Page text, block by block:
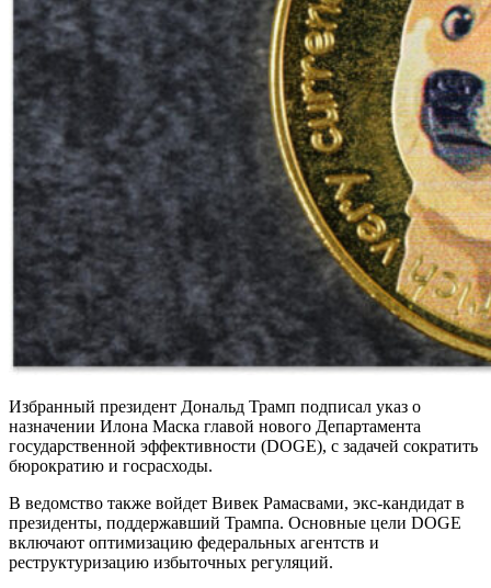
Избранный президент Дональд Трамп подписал указ о
назначении Илона Маска главой нового Департамента
государственной эффективности (DOGE), с задачей сократить
бюрократию и госрасходы.
В ведомство также войдет Вивек Рамасвами, экс-кандидат в
президенты, поддержавший Трампа. Основные цели DOGE
включают оптимизацию федеральных агентств и
реструктуризацию избыточных регуляций.